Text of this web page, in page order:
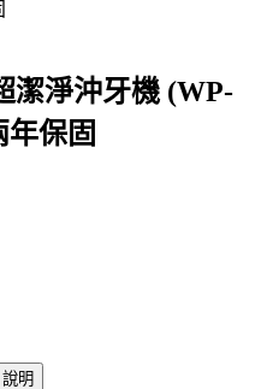
潔淨沖牙機 (WP-
年保固
說明